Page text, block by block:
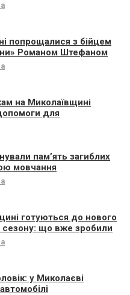
попрощалися з бійцем
Романом Штефаном
на Миколаївщині
для
памʼять загиблих
мовчання
готуються до нового
сезону: що вже зробили
у Миколаєві